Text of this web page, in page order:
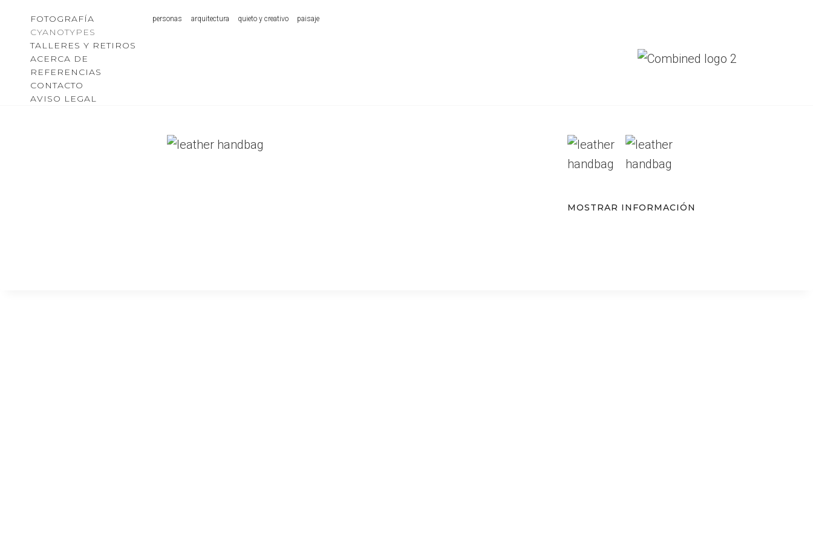
Contenido
FOTOGRAFÍA
CYANOTYPES
TALLERES Y RETIROS
ACERCA DE
REFERENCIAS
CONTACTO
AVISO LEGAL
personas arquitectura quieto y creativo paisaje
MOSTRAR INFORMACIÓN